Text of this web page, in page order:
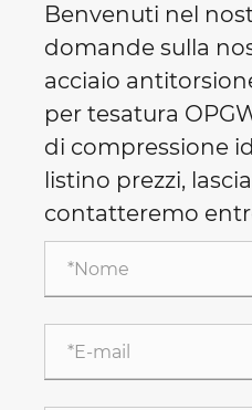
Benvenuti nel
domande sulla
acciaio
per tesatura
di compressione
listino prezzi,
contatteremo